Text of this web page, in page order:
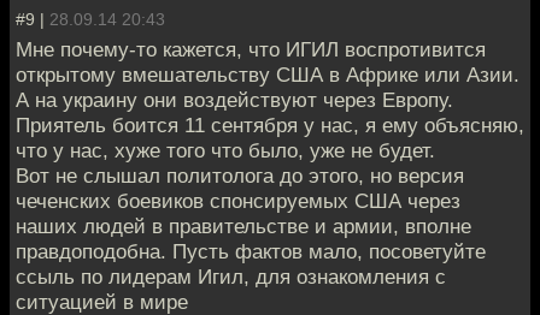
#9 | 28.09.14 20:43
Мне почему-то кажется, что ИГИЛ воспротивится
открытому вмешательству США в Африке или Азии.
А на украину они воздействуют через Европу.
Приятель боится 11 сентября у нас, я ему объясняю,
что у нас, хуже того что было, уже не будет.
Вот не слышал политолога до этого, но версия
чеченских боевиков спонсируемых США через
наших людей в правительстве и армии, вполне
правдоподобна. Пусть фактов мало, посоветуйте
ссыль по лидерам Игил, для ознакомления с
ситуацией в мире